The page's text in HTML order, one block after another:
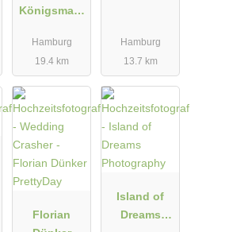
Königsmark
Hochzeitsfot
ograf
Hamburg
Hamburg
19.4 km
Hamburg
13.7 km
Florian
Island of
Dreams